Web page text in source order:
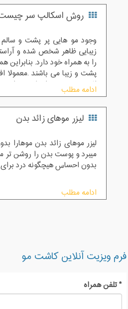
روش اسکالپ سر
وجود مو هایی پر پشت و
زیبایی ظاهر شخص شده و
را به همراه خود دارد. بنابراین
پشت و زیبا می باشند .معمولا
اثر ریزش مو چه از طریق عوامل
از دست می دهند دچار بروز
اعتماد به نفس خود می شوند
اجتماعی و شخصی خود خواهد
های مختلف برای درمان خود می
ادامه مطلب
لیزر موهای زائد بدن
لیزر موهای زائد بدن موهارا
میبرد و پوست بدن را روشن تر
بدون احساس هیچگونه درد
ادامه مطلب
فرم ویزیت آنلاین کاشت مو
*تلفن همراه